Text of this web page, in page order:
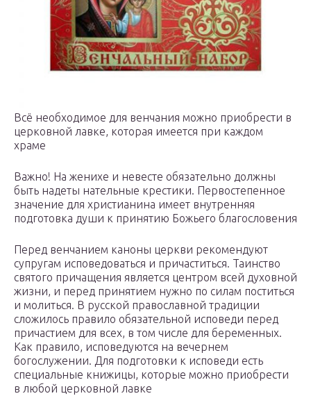
Всё необходимое для венчания можно приобрести в
церковной лавке, которая имеется при каждом
храме
Важно! На женихе и невесте обязательно должны
быть надеты нательные крестики. Первостепенное
значение для христианина имеет внутренняя
подготовка души к принятию Божьего благословения
Перед венчанием каноны церкви рекомендуют
супругам исповедоваться и причаститься. Таинство
святого причащения является центром всей духовной
жизни, и перед принятием нужно по силам поститься
и молиться. В русской православной традиции
сложилось правило обязательной исповеди перед
причастием для всех, в том числе для беременных.
Как правило, исповедуются на вечернем
богослужении. Для подготовки к исповеди есть
специальные книжицы, которые можно приобрести
в любой церковной лавке